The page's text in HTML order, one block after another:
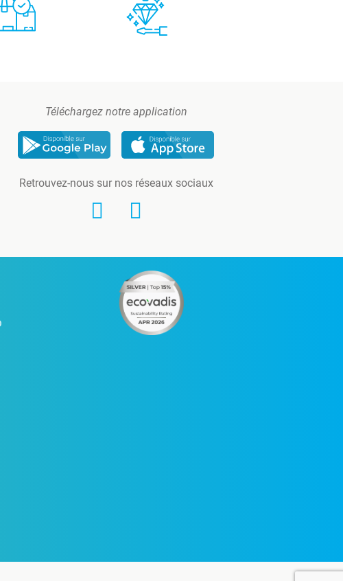
Téléchargez notre application
Retrouvez-nous sur nos réseaux sociaux